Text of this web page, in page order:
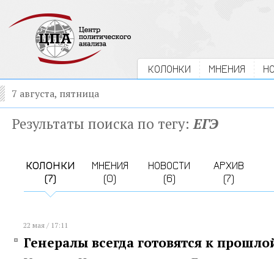
КОЛОНКИ МНЕНИЯ
7 августа, пятница
Результаты поиска по тегу:ЕГЭ
КОЛОНКИ
(7)
МНЕНИЯ
(0)
НОВОСТИ
(6)
АРХИВ
(7)
22 мая / 17:11
Генералы всегда готовятся к